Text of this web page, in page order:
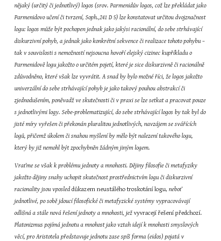
nějaký (určitý či jednotlivý) logos (srov. Parmenidův logos, což lze překládat jako
Parmenidovo učení či tvrzení, Soph.,241 D 5) lze konstatovat určitou dvojznačnost
logu: logos může být pochopen jednak jako jakýsi racionální, do sebe strhávající
diskurzivní pohyb, a jednak jako konkrétní sekvence či realizace tohoto pohybu –
tak v souvislosti s nemožností nejsoucna hovoří elejský cizinec kupříkladu o
Parmenidově logu jakožto o určitém pojetí, které je sice diskurzivně či racionálně
zdůvodněno, které však lze vyvrátit. A snad by bylo možné říci, že logos jakožto
univerzální do sebe strhávající pohyb je jako takový pouhou abstrakcí či
zjednodušením, poněvadž ve skutečnosti či v praxi se lze setkat a pracovat pouze
s jednotlivými logy. Sebe-problematizující, do sebe strhávající logos by tak byl do
jisté míry vyřešen či překonán pluralitou jednotlivých, navzájem se svářících
logů, přičemž úkolem či snahou myšlení by mělo být nalezení takového logu,
který by již nemohl být zpochybněn žádným jiným logem.
Vraťme se však k problému jednoty a mnohosti. Dějiny filosofie či metafyziky
jakožto dějiny snahy uchopit skutečnost prostřednictvím logu či diskurzivní
racionality jsou vposled důkazem neustálého troskotání logu, neboť
jednotlivé, po sobě jdoucí filosofické či metafyzické systémy vypracovávají
odlišná a stále nová řešení jednoty a mnohosti, jež
Platonizmus pojímá jednotu a mnohost jako vztah idejí k mnohosti smyslových
věcí, pro Aristotela představuje jednotu zase spíš forma (eidos) pojatá v